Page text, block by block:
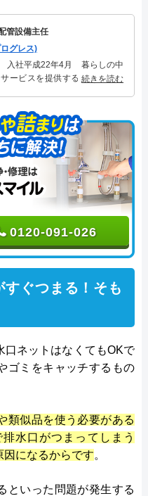
管設備主任
グレス)
入社平成22年4月 暮らしの中
ービスを提供する株式会社プ
信頼される「水道管」のスペ
続きを読む
0120-091-026
ぐつまる！そも
口ネットはなくてもOKで
ゴミをキャッチするもの
類似品を使う必要がある
水口がつまってしまう
因になるからです。
といった問題が発生する